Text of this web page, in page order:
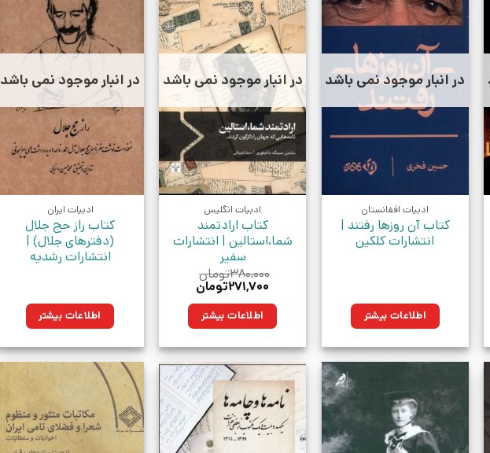
در انبار موجود نمی باشد
ادبیات افغانستان
کتاب آن روزها رفتند |
انتشارات کلکین
اطلاعات بیشتر
در انبار موجود نمی باشد
ادبیات انگلیس
کتاب ارادتمند
شما،استالین | انتشارات
سفیر
۳۸۰,۰۰۰تومان
قیمت
۳۸۰,۰۰۰تومان
بود.
۲۷۱,۷۰۰تومانقیمت
۲۷۱,۷۰۰تومان. اطلاعات بیشتر
در انبار موجود نمی باشد
ادبیات ایران
کتاب راز حج جلال
(دفترهای جلال) |
انتشارات رشدیه
اطلاعات بیشتر